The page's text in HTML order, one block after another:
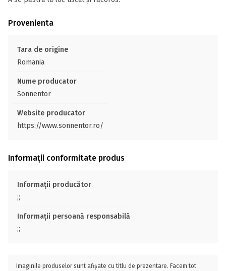
Provenienta
Tara de origine
Romania
Nume producator
Sonnentor
Website producator
https://www.sonnentor.ro/
Informații conformitate produs
Informații producător
;;
Informații persoană responsabilă
;;
Imaginile produselor sunt afișate cu titlu de prezentare. Facem tot